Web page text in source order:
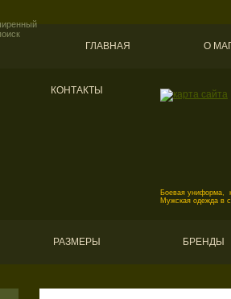
ГЛАВНАЯ О
КОНТАКТЫ
Боевая униформа,
Мужская одежда в
РАЗМЕРЫ БРЕНДЫ